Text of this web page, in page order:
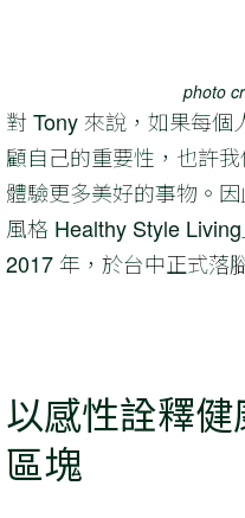
photo
對 Tony 來說，如果每
顧自己的重要性，也許
體驗更多美好的事物。
風格 Healthy Style
2017 年，於台中正式落
以感性詮釋
區塊